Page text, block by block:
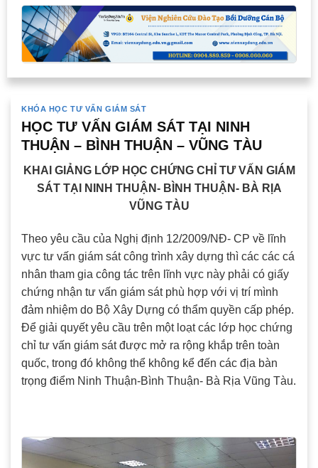
KHÓA HỌC TƯ VẤN GIÁM SÁT
HỌC TƯ VẤN GIÁM SÁT TẠI NINH
THUẬN – BÌNH THUẬN – VŨNG TÀU
KHAI GIẢNG LỚP HỌC CHỨNG CHỈ TƯ VẤN GIÁM
SÁT TẠI NINH THUẬN- BÌNH THUẬN- BÀ RỊA
VŨNG TÀU
Theo yêu cầu của Nghị định 12/2009/NĐ- CP về lĩnh
vực tư vấn giám sát công trình xây dựng thì các các cá
nhân tham gia công tác trên lĩnh vực này phải có giấy
chứng nhận tư vấn giám sát phù hợp với vị trí mình
đảm nhiệm do Bộ Xây Dựng có thẩm quyền cấp phép.
Để giải quyết yêu cầu trên một loạt các lớp học chứng
chỉ tư vấn giám sát được mở ra rộng khắp trên toàn
quốc, trong đó không thể không kể đến các địa bàn
trọng điểm Ninh Thuận-Bình Thuận- Bà Rịa Vũng Tàu.